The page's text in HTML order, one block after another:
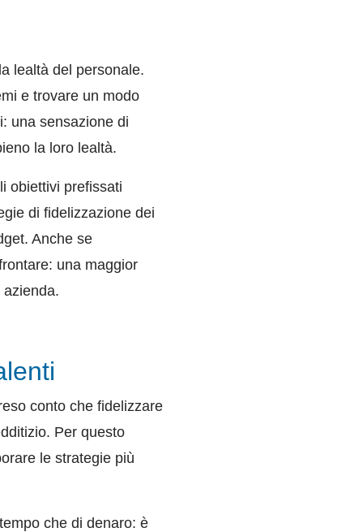
lealtà del personale.
e trovare un modo
una sensazione di
la loro lealtà.
obiettivi prefissati
di fidelizzazione dei
Anche se
una maggior
conto che fidelizzare
Per questo
le strategie più
che di denaro: è